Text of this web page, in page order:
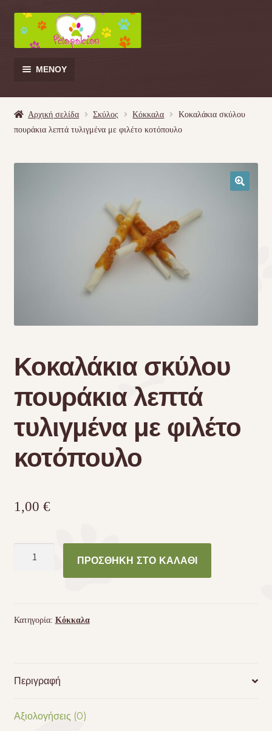
Απευθείας
μετάβαση
στην
πλοήγηση
Μετάβαση
σε
περιεχόμενο
ΜΕΝΟΎ
Φροντίδα – Είδη Υγιεινής
Αρχική σελίδα Σκύλος Κόκκαλα
Κοκαλάκια σκύλου
πουράκια λεπτά τυλιγμένα με φιλέτο κοτόπουλο
Κοκαλάκια σκύλου
πουράκια λεπτά
τυλιγμένα με φιλέτο
κοτόπουλο
1,00 €
ΠΡΟΣΘΉΚΗ ΣΤΟ ΚΑΛΆΘΙ
Κατηγορία: Κόκκαλα
Περιγραφή
Αξιολογήσεις (0)